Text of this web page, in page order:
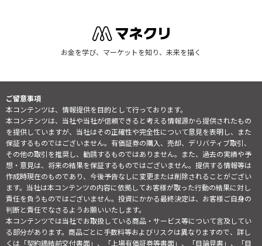
お金を学び、マーケットを知り、未来を描く
ご留意事項
本コンテンツは、情報提供を目的として行っております。
本コンテンツは、当社や当社が信頼できると考える情報源から提供されたもの
を提供していますが、当社はその正確性や完全性について意見を表明し、また
保証するものではございません。有価証券の購入、売却、デリバティブ取引、
その他の取引を推奨し、勧誘するものではありません。また、過去の実績や予
想・意見は、将来の結果を保証するものではございません。提供する情報等は
作成時現在のものであり、今後予告なしに変更または削除されることがござい
ます。当社は本コンテンツの内容に依拠してお客様が取った行動の結果に対し
責任を負うものではございません。投資にかかる最終決定は、お客様ご自身の
判断と責任でなさるようお願いいたします。
本コンテンツでは当社でお取扱している商品・サービス等について言及してい
る部分があります。商品ごとに手数料等およびリスクは異なりますので、詳し
くは「契約締結前交付書面」、「上場有価証券等書面」、「目論見書」、「目